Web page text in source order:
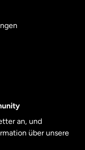
an, und
über unsere